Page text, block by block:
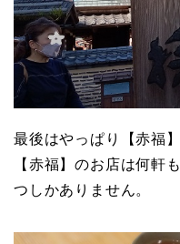
最後はやっぱり【赤福
【赤福】のお店は何軒
つしかありません。